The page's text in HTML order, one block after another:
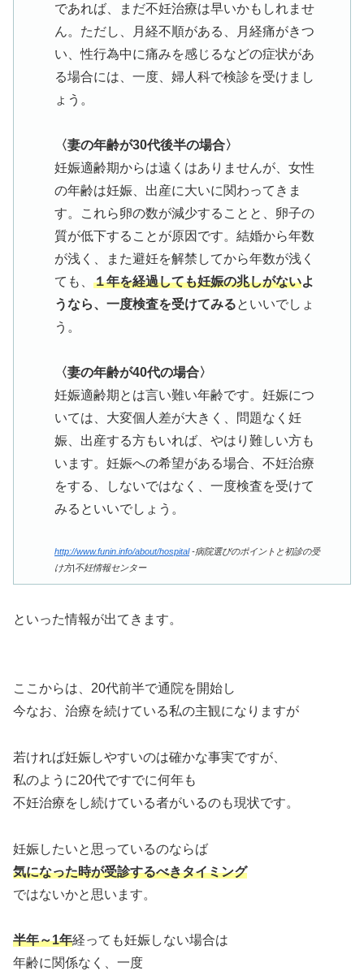
であれば、まだ不妊治療は早いかもしれませ
ん。ただし、月経不順がある、月経痛がきつ
い、性行為中に痛みを感じるなどの症状があ
る場合には、一度、婦人科で検診を受けまし
ょう。
〈妻の年齢が30代後半の場合〉
妊娠適齢期からは遠くはありませんが、女性
の年齢は妊娠、出産に大いに関わってきま
す。これら卵の数が減少することと、卵子の
質が低下することが原因です。結婚から年数
が浅く、また避妊を解禁してから年数が浅く
ても、 １年を経過しても妊娠の兆しがないよ
うなら、一度検査を受けてみるといいでしょ
う。
〈妻の年齢が40代の場合〉
妊娠適齢期とは言い難い年齢です。妊娠につ
いては、大変個人差が大きく、問題なく妊
娠、出産する方もいれば、やはり難しい方も
います。妊娠への希望がある場合、不妊治療
をする、しないではなく、一度検査を受けて
みるといいでしょう。
http://www.funin.info/about/hospital-病院選びのポイントと初診の受
け方|不妊情報センター
といった情報が出てきます。
ここからは、20代前半で通院を開始し
今なお、治療を続けている私の主観になりますが
若ければ妊娠しやすいのは確かな事実ですが、
私のように20代ですでに何年も
不妊治療をし続けている者がいるのも現状です。
妊娠したいと思っているのならば
気になった時が受診するべきタイミング
ではないかと思います。
半年～1年経っても妊娠しない場合は
年齢に関係なく、一度